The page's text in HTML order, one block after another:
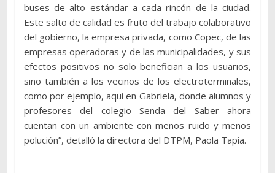
buses de alto estándar a cada rincón de la ciudad.
Este salto de calidad es fruto del trabajo colaborativo
del gobierno, la empresa privada, como Copec, de las
empresas operadoras y de las municipalidades, y sus
efectos positivos no solo benefician a los usuarios,
sino también a los vecinos de los electroterminales,
como por ejemplo, aquí en Gabriela, donde alumnos y
profesores del colegio Senda del Saber ahora
cuentan con un ambiente con menos ruido y menos
polución”, detalló la directora del DTPM, Paola Tapia.